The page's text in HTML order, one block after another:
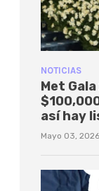
NOTICIAS
Met
así hay
Mayo 03, 2026